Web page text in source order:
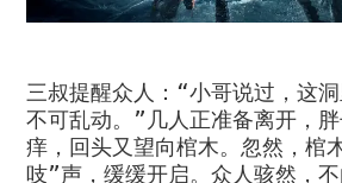
三叔提醒众人：“小哥说过，这洞
不可乱动。”几人正准备离开，
痒，回头又望向棺木。忽然，棺
吱”声，缓缓开启。众人骇然，